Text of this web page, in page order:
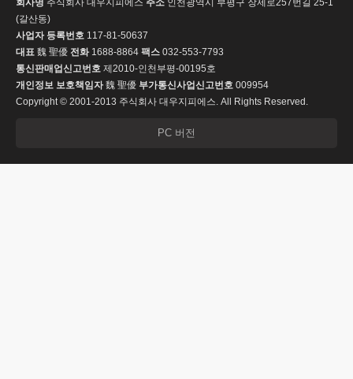
회사명 주식회사 대우지피에스 주소 인천광역시 부평구 장제로257번길 25-1
(갈산동)
사업자 등록번호 117-81-50637
대표 魏 聖優 전화1688-8864 팩스 032-553-7793
통신판매업신고번호 제2010-인천부평-00195호
개인정보 보호책임자魏 聖優 부가통신사업신고번호 009954
Copyright © 2001-2013 주식회사 대우지피에스. All Rights Reserved.
PC 버전